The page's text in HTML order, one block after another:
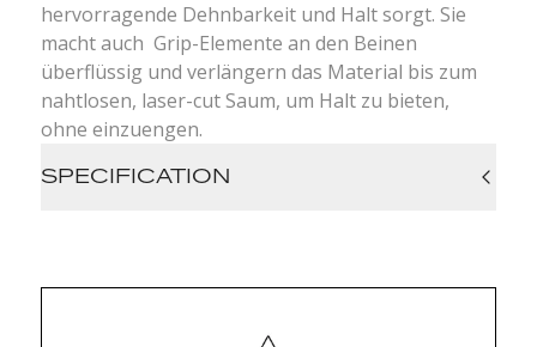
hervorragende Dehnbarkeit und Halt sorgt. Sie
macht auch Grip-Elemente an den Beinen
überflüssig und verlängern das Material bis zum
nahtlosen, laser-cut Saum, um Halt zu bieten,
ohne einzuengen.
SPECIFICATION
Clean Finish Construction